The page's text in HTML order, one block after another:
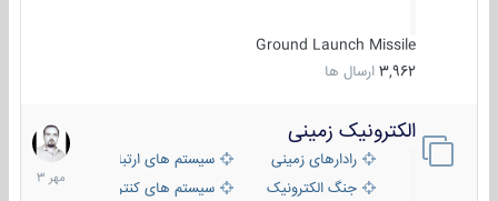
Ground Launch Missile
3,962 ارسال ها
الکترونیک زمینی
رادارهای زمینی
سیستم های ارتباطی و جمع آوری
جنگ الکترونیک
سیستم های کنترل آتش و تجهیزات
1
مهر
1403